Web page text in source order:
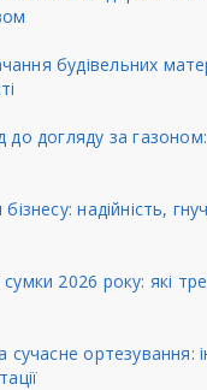
будівельних
до догляду за
надійність,
2026 року: які
сучасне ортезування: